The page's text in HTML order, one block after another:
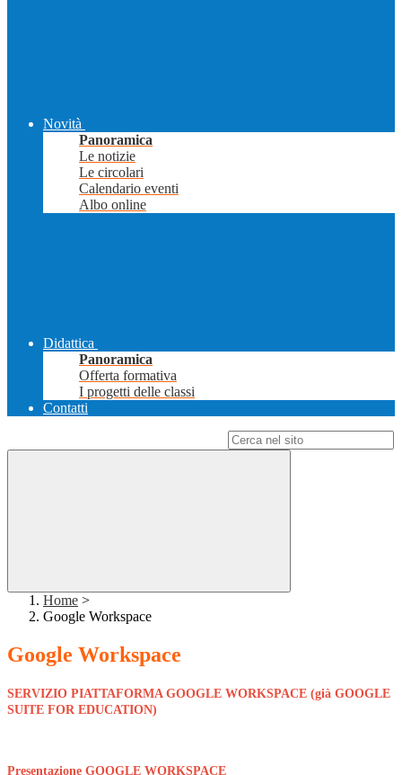
Novità
Panoramica
Le notizie
Le circolari
Calendario eventi
Albo online
Didattica
Panoramica
Offerta formativa
I progetti delle classi
Contatti
Home >
Google Workspace
Google Workspace
SERVIZIO PIATTAFORMA GOOGLE WORKSPACE (già GOOGLE
SUITE FOR EDUCATION)
Presentazione GOOGLE WORKSPACE